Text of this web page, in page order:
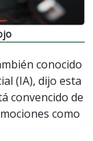
conocido
(IA), dijo esta
convencido de
como